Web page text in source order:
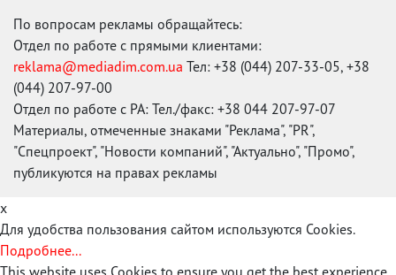
По вопросам рекламы обращайтесь:
Отдел по работе с прямыми клиентами:
reklama@mediadim.com.ua Тел: +38 (044) 207-33-05, +38
(044) 207-97-00
Отдел по работе с РА: Тел./факс: +38 044 207-97-07
Материалы, отмеченные знаками "Реклама", "PR",
"Спецпроект", "Новости компаний", "Актуально", "Промо",
публикуются на правах рекламы
x
Для удобства пользования сайтом используются Cookies.
Подробнее...